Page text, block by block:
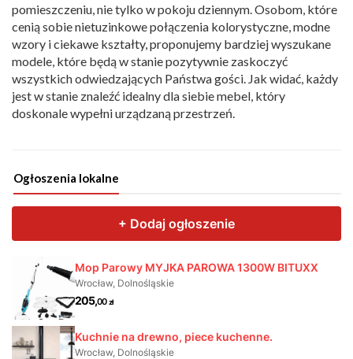
pomieszczeniu, nie tylko w pokoju dziennym. Osobom, które
cenią sobie nietuzinkowe połączenia kolorystyczne, modne
wzory i ciekawe kształty, proponujemy bardziej wyszukane
modele, które będą w stanie pozytywnie zaskoczyć
wszystkich odwiedzających Państwa gości. Jak widać, każdy
jest w stanie znaleźć idealny dla siebie mebel, który
doskonale wypełni urządzaną przestrzeń.
Ogłoszenia lokalne